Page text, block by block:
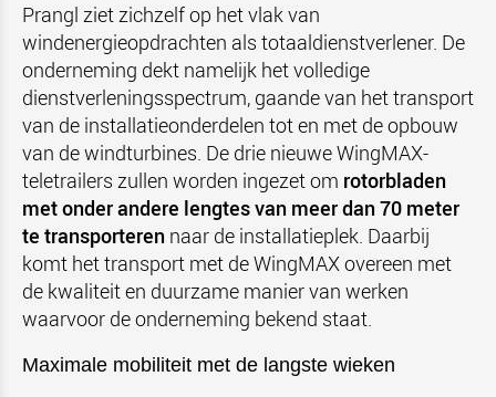
Prangl ziet zichzelf op het vlak van
windenergieopdrachten als totaaldienstverlener. De
onderneming dekt namelijk het volledige
dienstverleningsspectrum, gaande van het transport
van de installatieonderdelen tot en met de opbouw
van de windturbines. De drie nieuwe WingMAX-
teletrailers zullen worden ingezet om rotorbladen
met onder andere lengtes van meer dan 70 meter
te transporteren naar de installatieplek. Daarbij
komt het transport met de WingMAX overeen met
de kwaliteit en duurzame manier van werken
waarvoor de onderneming bekend staat.
Maximale mobiliteit met de langste wieken